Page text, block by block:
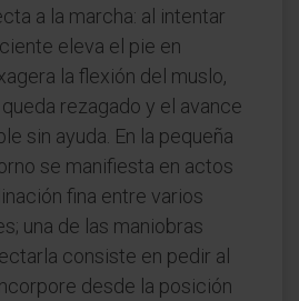
a la marcha: al intentar
eleva el pie en
la flexión del muslo,
rezagado y el avance
sin ayuda. En la pequeña
se manifiesta en actos
fina entre varios
una de las maniobras
consiste en pedir al
desde la posición